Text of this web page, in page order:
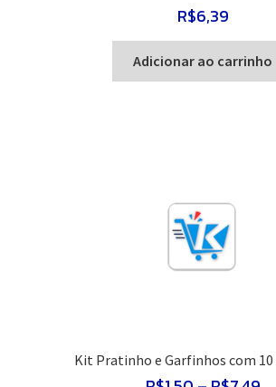
R$6,39
Adicionar ao carrinho
Kit Pratinho e Garfinhos com 10